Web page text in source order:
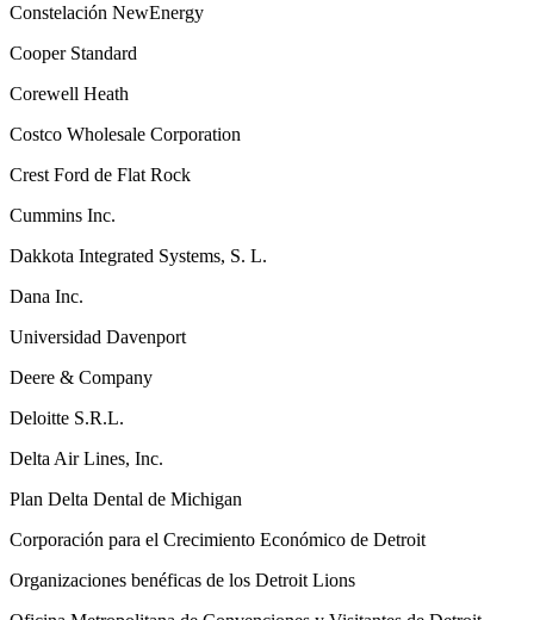
Constelación NewEnergy
Cooper Standard
Corewell Heath
Costco Wholesale Corporation
Crest Ford de Flat Rock
Cummins Inc.
Dakkota Integrated Systems, S. L.
Dana Inc.
Universidad Davenport
Deere & Company
Deloitte S.R.L.
Delta Air Lines, Inc.
Plan Delta Dental de Michigan
Corporación para el Crecimiento Económico de Detroit
Organizaciones benéficas de los Detroit Lions